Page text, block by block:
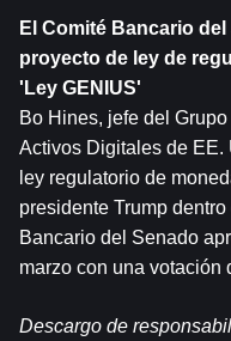
El Comité Bancario del
proyecto de ley de
'Ley GENIUS'
Bo Hines, jefe del
Activos Digitales de EE.
ley regulatorio de
presidente Trump
Bancario del Senado
marzo con una votación
Descargo de